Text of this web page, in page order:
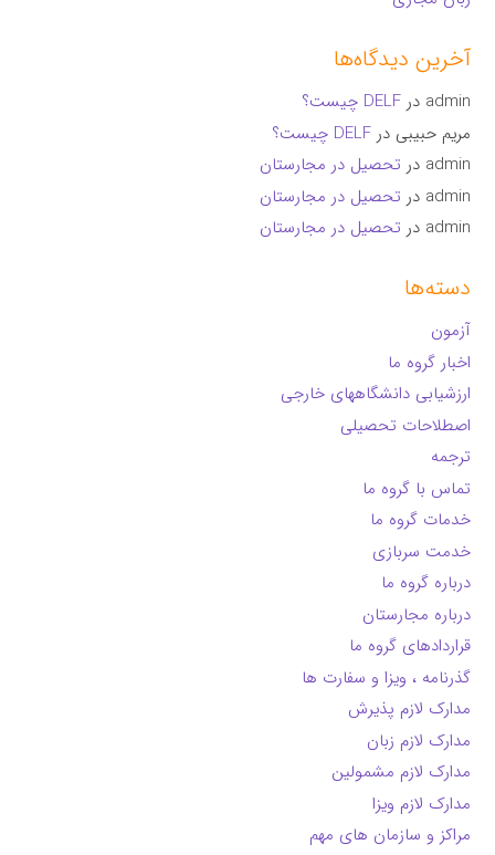
آخرین دیدگاه‌ها
admin درDELF چیست؟
مریم حبیبی درDELF چیست؟
admin در تحصیل در مجارستان
admin در تحصیل در مجارستان
admin در تحصیل در مجارستان
دسته‌ها
آزمون
اخبار گروه ما
ارزشیابی دانشگاههای خارجی
اصطلاحات تحصیلی
ترجمه
تماس با گروه ما
خدمات گروه ما
خدمت سربازی
درباره گروه ما
درباره مجارستان
قراردادهای گروه ما
گذرنامه ، ویزا و سفارت ها
مدارک لازم پذیرش
مدارک لازم زبان
مدارک لازم مشمولین
مدارک لازم ویزا
مراکز و سازمان های مهم